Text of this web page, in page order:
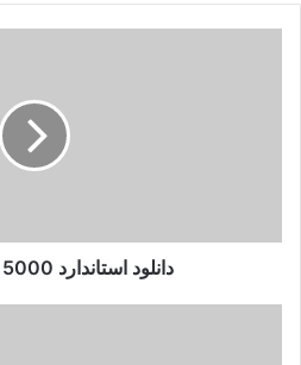
دانلود استاندارد NFPA (Fire) 5000